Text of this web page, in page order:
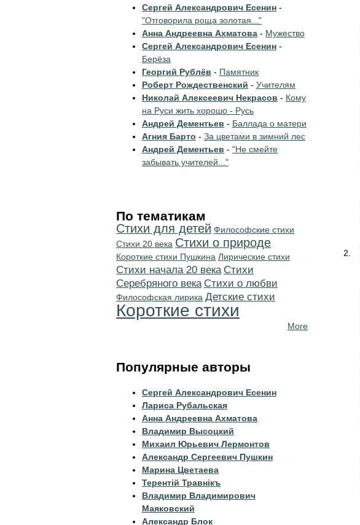
Сергей Александрович Есенин -
"Отговорила роща золотая..."
Анна Андреевна Ахматова - Мужество
Сергей Александрович Есенин -
Берёза
Георгий Рублёв - Памятник
Роберт Рождественский - Учителям
Николай Алексеевич Некрасов - Кому
на Руси жить хорошо - Русь
Андрей Дементьев - Баллада о матери
Агния Барто - За цветами в зимний лес
Андрей Дементьев - "Не смейте
забывать учителей..."
По тематикам
Стихи для детей Философские стихи
Стихи 20 века Стихи о природе
Короткие стихи Пушкина Лирические стихи
Cтихи начала 20 века Cтихи
Серебряного века Стихи о любви
Философская лирика Детские стихи
Короткие стихи
More
Популярные авторы
Сергей Александрович Есенин
Лариса Рубальская
Анна Андреевна Ахматова
Владимир Высоцкий
Михаил Юрьевич Лермонтов
Александр Сергеевич Пушкин
Марина Цветаева
Терентiй Травнiкъ
Владимир Владимирович
Маяковский
Александр Блок